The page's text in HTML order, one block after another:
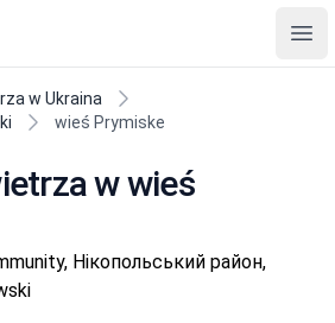
w Ukraina
wieś Prymiske
w wieś
Нікопольський район,